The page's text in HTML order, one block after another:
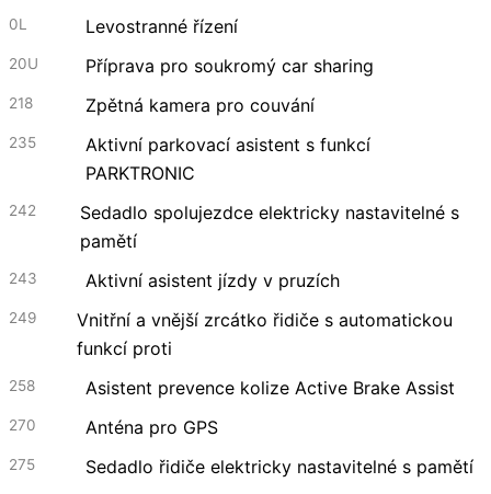
0L Levostranné řízení
20U Příprava pro soukromý car sharing
218 Zpětná kamera pro couvání
235
Aktivní parkovací asistent s funkcí
PARKTRONIC
242
Sedadlo spolujezdce elektricky nastavitelné s
pamětí
243 Aktivní asistent jízdy v pruzích
249
Vnitřní a vnější zrcátko řidiče s automatickou
funkcí proti
258 Asistent prevence kolize Active Brake Assist
270 Anténa pro GPS
275 Sedadlo řidiče elektricky nastavitelné s pamětí